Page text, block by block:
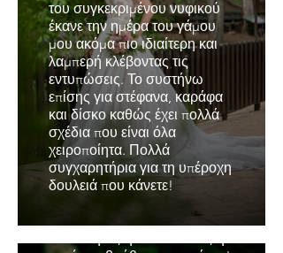
του συγκεκριμένου νυφικού
έκανε την ημέρα του γάμου
μου ακόμα πιο ιδιαίτερη και
λαμπερή κλέβοντας τις
εντυπώσεις. Το συστήνω
επίσης για στέφανα, καράφα
και δίσκο καθώς έχει πολλά
σχέδια που είναι όλα
χειροποίητα. Πολλά
συγχαρητήρια για τη υπέροχη
δουλειά που κάνετε!
Νάνσυ
''Υπέροχα νυφικά εξαιρετικής
ποιότητας, όμορφο
περιβάλλον, εμπειρία και
επαγγελματισμός είναι αυτά
που χαρακτηρίζουν τον οίκο
νυφικών! Το σημαντικότερο,
χαμογελαστός άνθρωπος που